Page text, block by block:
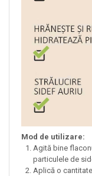
Mod de utilizare:
Agită bine
particulele de
Aplică o